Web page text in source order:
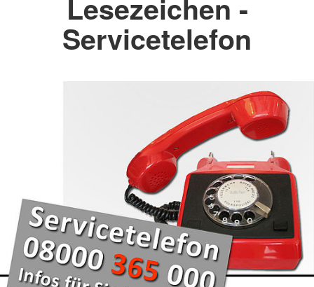
Lesezeichen -
Servicetelefon